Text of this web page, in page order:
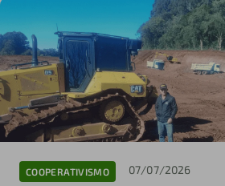
COOPERATIVISMO 07/07/2026